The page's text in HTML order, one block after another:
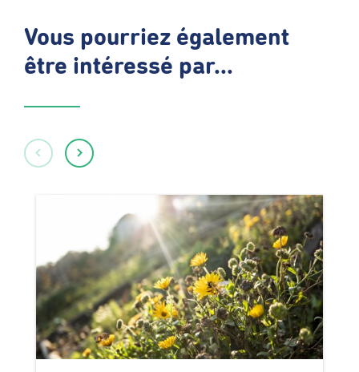
Vous pourriez également
être intéressé par...